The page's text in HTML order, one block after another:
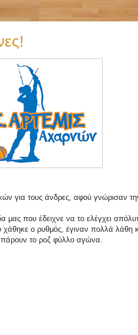
για τους άνδρες, αφού γνώρισαν
μας που έδειχνε να το ελέγχει
χάθηκε ο ρυθμός, έγιναν πολλά λάθη
πάρουν το ροζ φύλλο αγώνα.